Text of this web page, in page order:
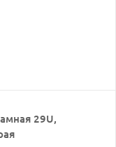
29U,